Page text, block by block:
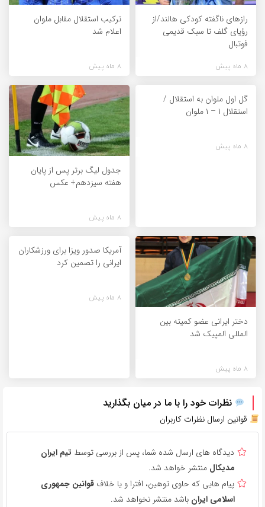
راز‌های ناگفته کودکی هالند/از
رؤیای گلف تا سبک قدیمی
فوتبال
8 ماه پیش
ترکیب استقلال مقابل ملوان
اعلام شد
8 ماه پیش
گل اول ملوان به استقلال /
استقلال ۱ – ۱ ملوان
8 ماه پیش
جدول لیگ برتر پس از پایان
هفته سیزدهم+ عکس
8 ماه پیش
دختر ایرانی عضو کمیته بین
المللی المپیک شد
8 ماه پیش
آمریکا صدور ویزا برای ورزشکاران
ایرانی را تصمین کرد
8 ماه پیش
نظرات خود را با ما در میان بگذارید
قوانین ارسال نظرات کاربران
دیدگاه های ارسال شده شما، پس از بررسی توسط تیم ایران
مدیکال منتشر خواهد شد.
پیام هایی که حاوی توهین، افترا و یا خلاف قوانین جمهوری
اسلامی ایران باشد منتشر نخواهد شد.